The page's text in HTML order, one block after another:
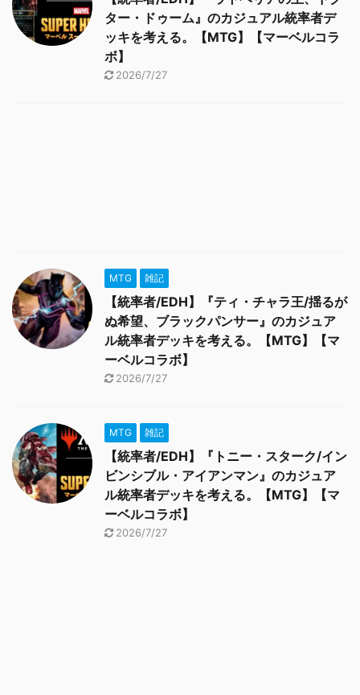
ター・ドゥーム』のカジュアル統率者デ
ッキを考える。【MTG】【マーベルコラ
ボ】
2026/7/27
MTG 雑記
【統率者/EDH】『ティ・チャラ王/揺るが
ぬ希望、ブラックパンサー』のカジュア
ル統率者デッキを考える。【MTG】【マ
ーベルコラボ】
2026/7/27
MTG 雑記
【統率者/EDH】『トニー・スターク/イン
ビンシブル・アイアンマン』のカジュア
ル統率者デッキを考える。【MTG】【マ
ーベルコラボ】
2026/7/27